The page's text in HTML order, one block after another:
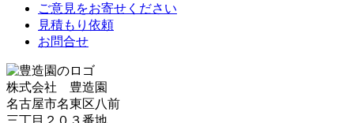
ご意見をお寄せください
見積もり依頼
お問合せ
株式会社 豊造園
名古屋市名東区八前
三丁目２０３番地